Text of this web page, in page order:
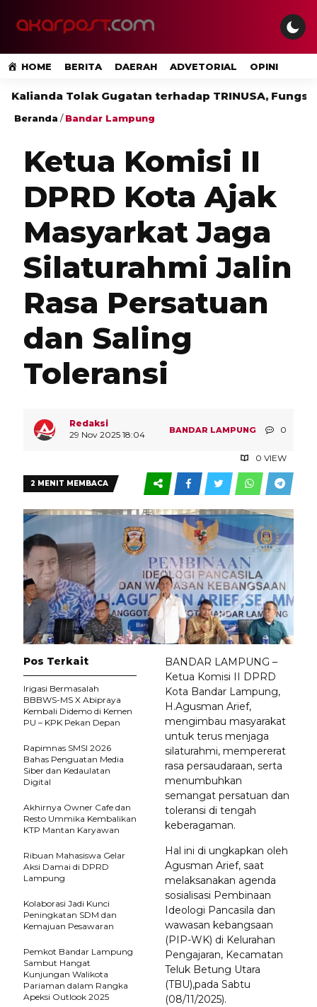
HOME BERITA DAERAH ADVETORIAL OPINI
Tolak Gugatan terhadap TRINUSA, Fungsi
Beranda /Bandar Lampung
Ketua Komisi II
DPRD Kota Ajak
Masyarkat Jaga
Silaturahmi Jalin
Rasa Persatuan
dan Saling
Toleransi
Redaksi
29 Nov 2025 18:04
BANDAR LAMPUNG 0
0 VIEW
2 MENIT MEMBACA
BANDAR LAMPUNG –
Ketua Komisi II DPRD
Kota Bandar Lampung,
H.Agusman Arief,
mengimbau masyarakat
untuk terus menjaga
silaturahmi, mempererat
rasa persaudaraan, serta
menumbuhkan
semangat persatuan dan
toleransi di tengah
keberagaman.
Hal ini di ungkapkan oleh
Agusman Arief, saat
melaksanakan agenda
sosialisasi Pembinaan
Ideologi Pancasila dan
wawasan kebangsaan
(PIP-WK) di Kelurahan
Pengajaran, Kecamatan
Teluk Betung Utara
(TBU),pada Sabtu
(08/11/2025).
Pos Terkait
Irigasi Bermasalah
BBBWS-MS X Abipraya
Kembali Didemo di Kemen
PU – KPK Pekan Depan
Rapimnas SMSI 2026
Bahas Penguatan Media
Siber dan Kedaulatan
Digital
Akhirnya Owner Cafe dan
Resto Ummika Kembalikan
KTP Mantan Karyawan
Ribuan Mahasiswa Gelar
Aksi Damai di DPRD
Lampung
Kolaborasi Jadi Kunci
Peningkatan SDM dan
Kemajuan Pesawaran
Pemkot Bandar Lampung
Sambut Hangat
Kunjungan Walikota
Pariaman dalam Rangka
Apeksi Outlook 2025